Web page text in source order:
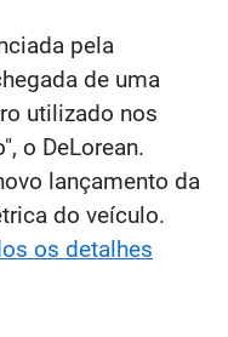
pela
de uma
utilizado nos
o DeLorean.
lançamento da
do veículo.
os detalhes